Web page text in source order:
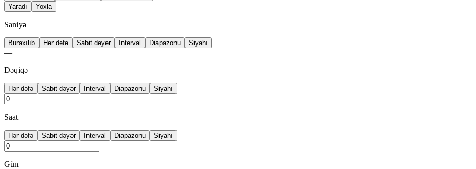
Yaradı
Yoxla
Saniyə
Buraxılıb Hər dəfə Sabit dəyər Interval Diapazonu Siyahı
—
Dəqiqə
Hər dəfə Sabit dəyər Interval Diapazonu Siyahı
Saat
Hər dəfə Sabit dəyər Interval Diapazonu Siyahı
Gün